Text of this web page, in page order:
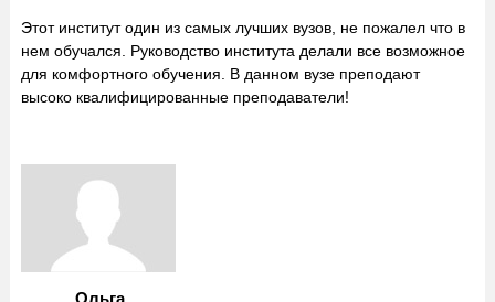
Этот институт один из самых лучших вузов, не пожалел что в
нем обучался. Руководство института делали все возможное
для комфортного обучения. В данном вузе преподают
высоко квалифицированные преподаватели!
Ольга